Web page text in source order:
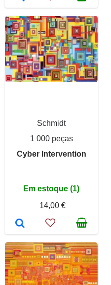
Schmidt
1 000 peças
Cyber Intervention
Em estoque (1)
14,00 €